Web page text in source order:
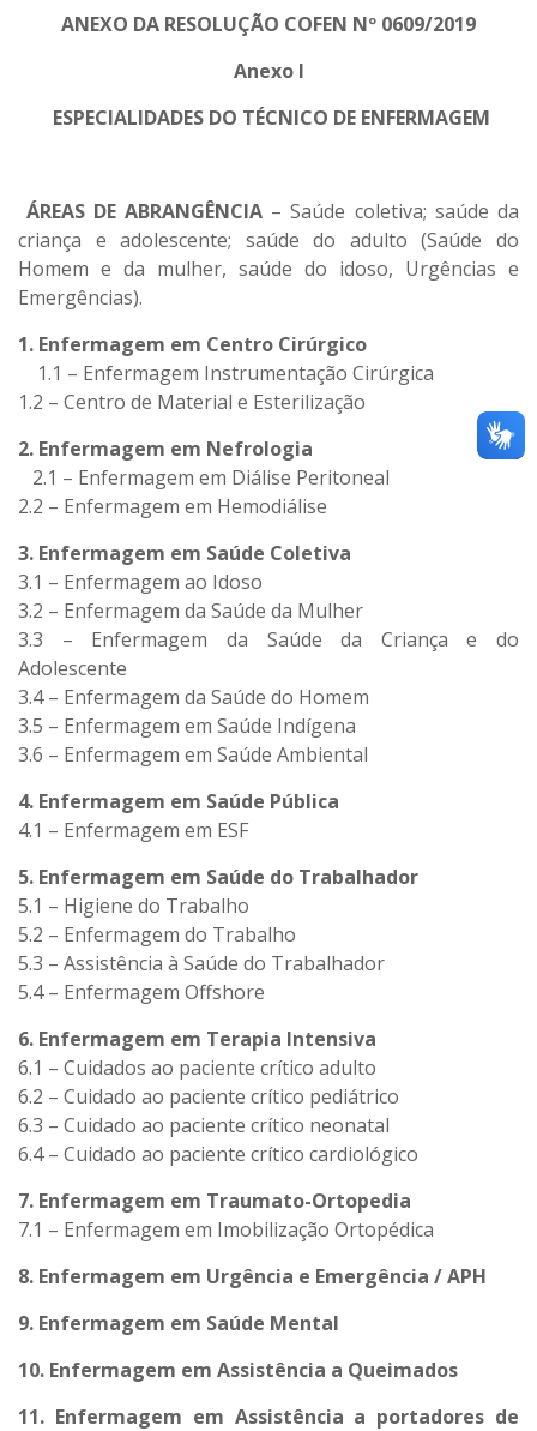
ANEXO DA RESOLUÇÃO COFEN Nº 0609/2019
Anexo I
ESPECIALIDADES DO TÉCNICO DE ENFERMAGEM
ÁREAS DE ABRANGÊNCIA – Saúde coletiva; saúde da
criança e adolescente; saúde do adulto (Saúde do
Homem e da mulher, saúde do idoso, Urgências e
Emergências).
1. Enfermagem em Centro Cirúrgico
1.1 – Enfermagem Instrumentação Cirúrgica
1.2 – Centro de Material e Esterilização
2. Enfermagem em Nefrologia
2.1 – Enfermagem em Diálise Peritoneal
2.2 – Enfermagem em Hemodiálise
3. Enfermagem em Saúde Coletiva
3.1 – Enfermagem ao Idoso
3.2 – Enfermagem da Saúde da Mulher
3.3 – Enfermagem da Saúde da Criança e do
Adolescente
3.4 – Enfermagem da Saúde do Homem
3.5 – Enfermagem em Saúde Indígena
3.6 – Enfermagem em Saúde Ambiental
4. Enfermagem em Saúde Pública
4.1 – Enfermagem em ESF
5. Enfermagem em Saúde do Trabalhador
5.1 – Higiene do Trabalho
5.2 – Enfermagem do Trabalho
5.3 – Assistência à Saúde do Trabalhador
5.4 – Enfermagem Offshore
6. Enfermagem em Terapia Intensiva
6.1 – Cuidados ao paciente crítico adulto
6.2 – Cuidado ao paciente crítico pediátrico
6.3 – Cuidado ao paciente crítico neonatal
6.4 – Cuidado ao paciente crítico cardiológico
7. Enfermagem em Traumato-Ortopedia
7.1 – Enfermagem em Imobilização Ortopédica
8. Enfermagem em Urgência e Emergência / APH
9. Enfermagem em Saúde Mental
10. Enfermagem em Assistência a Queimados
11. Enfermagem em Assistência a portadores de